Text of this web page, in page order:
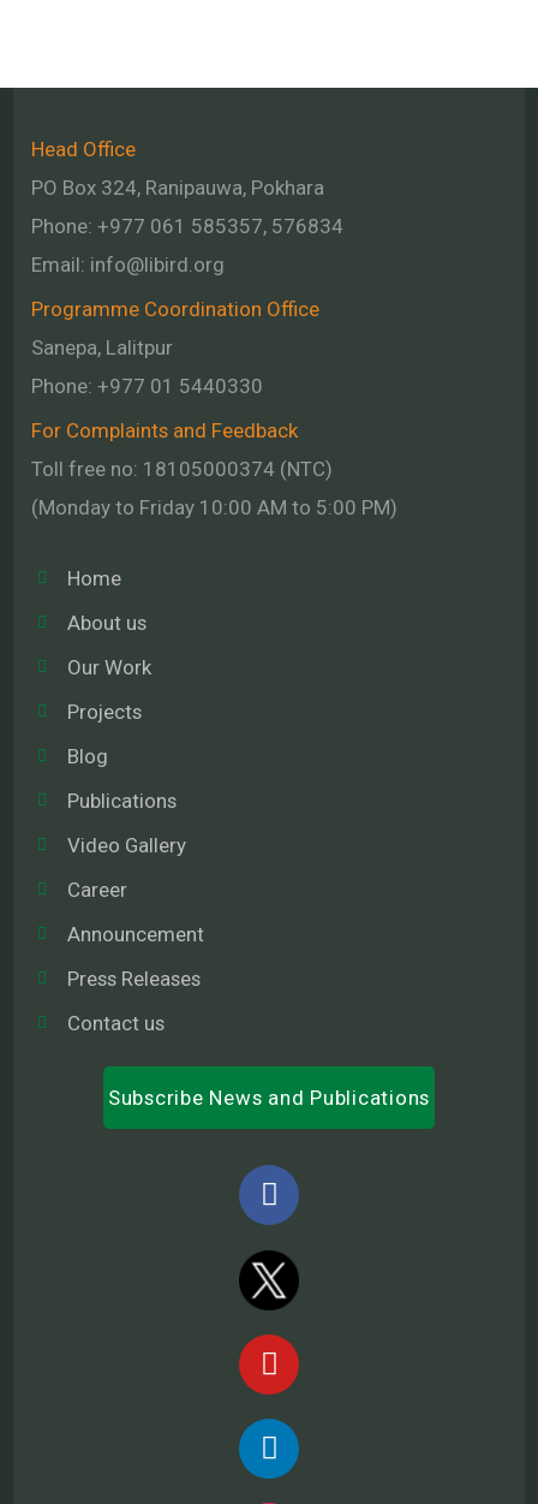
Head Office
PO Box 324, Ranipauwa, Pokhara
Phone: +977 061 585357, 576834
Email: info@libird.org
Programme Coordination Office
Sanepa, Lalitpur
Phone:+977 01 5440330
For Complaints and Feedback
Toll free no: 18105000374 (NTC)
(Monday to Friday 10:00 AM to 5:00 PM)
Home
About us
Our Work
Projects
Blog
Publications
Video Gallery
Career
Announcement
Press Releases
Contact us
Subscribe News and Publications